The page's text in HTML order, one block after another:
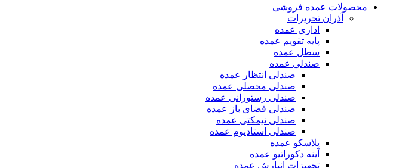
محصولات عمده فروشی
آذران تحریرات
اداری عمده
پایه تقویم عمده
سطل عمده
صندلی عمده
صندلی انتظار عمده
صندلی محصلی عمده
صندلی رستورانی عمده
صندلی فضای باز عمده
صندلی نیمکتی عمده
صندلی استادیوم عمده
پلاسکو عمده
آینه دکوراتیو عمده
تجهیزات انبارش عمده